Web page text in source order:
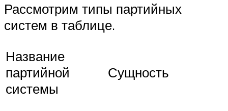
Рассмотрим типы партийных
систем в таблице.
Название
партийной
системы
Сущность